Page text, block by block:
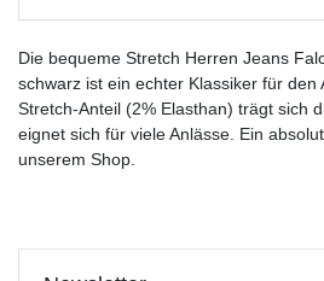
Die bequeme Stretch Herren Jeans
schwarz ist ein echter Klassiker für den
Stretch-Anteil (2% Elasthan) trägt sich
eignet sich für viele Anlässe. Ein
unserem Shop.